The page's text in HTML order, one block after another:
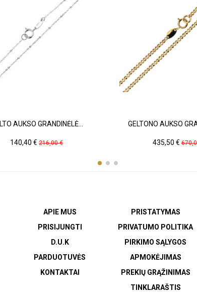
AUKSO GRANDINĖLĖ...
Kaina
140,40 € Pradinė
kaina
216,00 €
GELTONO AUKSO
Kaina
435,50 €
kaina
APIE MUS
PRISIJUNGTI
D.U.K
PARDUOTUVĖS
KONTAKTAI
PRISTATYMAS
PRIVATUMO POLITIKA
PIRKIMO SĄLYGOS
APMOKĖJIMAS
PREKIŲ GRĄŽINIMAS
TINKLARAŠTIS